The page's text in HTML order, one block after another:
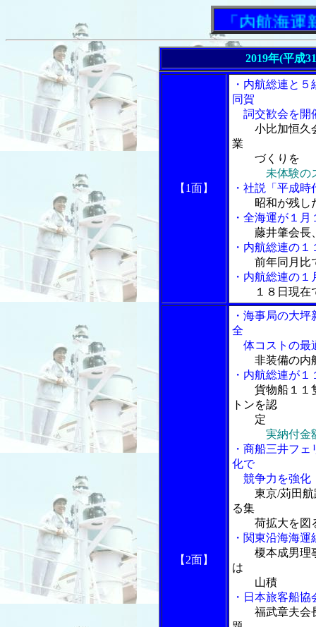
「内航海運新聞
2019年(平成
【1面】
・内航総連と
同賀
詞交歓会を開
小比加恒久
業
づくりを
未体験の
・社説「平成
昭和が残し
・全海運が１
藤井肇会長
・内航総連の
前年同月比
・内航総連の
１８日現
【2面】
・海事局の大
全
体コストの最
非装備の内
・内航総連が
貨物船１１
トンを認
定
実納付金
・商船三井フ
化で
競争力を強化
東京/苅田
る集
荷拡大を図
・関東沿海海
榎本成男理
は
山積
・日本旅客船
福武章夫会